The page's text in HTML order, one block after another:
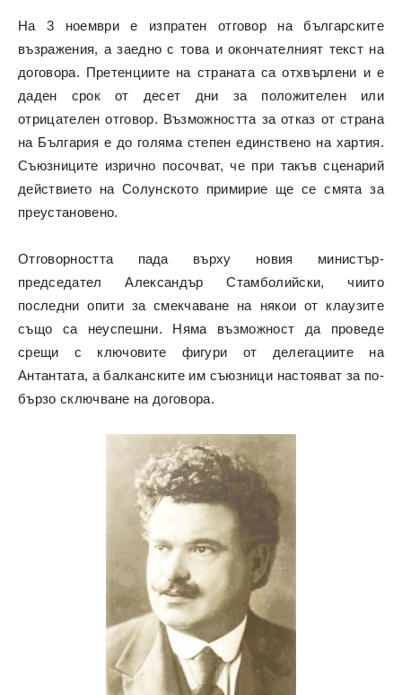
На 3 ноември е изпратен отговор на българските
възражения, а заедно с това и окончателният текст на
договора. Претенциите на страната са отхвърлени и е
даден срок от десет дни за положителен или
отрицателен отговор. Възможността за отказ от страна
на България е до голяма степен единствено на хартия.
Съюзниците изрично посочват, че при такъв сценарий
действието на Солунското примирие ще се смята за
преустановено.
Отговорността пада върху новия министър-
председател Александър Стамболийски, чиито
последни опити за смекчаване на някои от клаузите
също са неуспешни. Няма възможност да проведе
срещи с ключовите фигури от делегациите на
Антантата, а балканските им съюзници настояват за по-
бързо сключване на договора.